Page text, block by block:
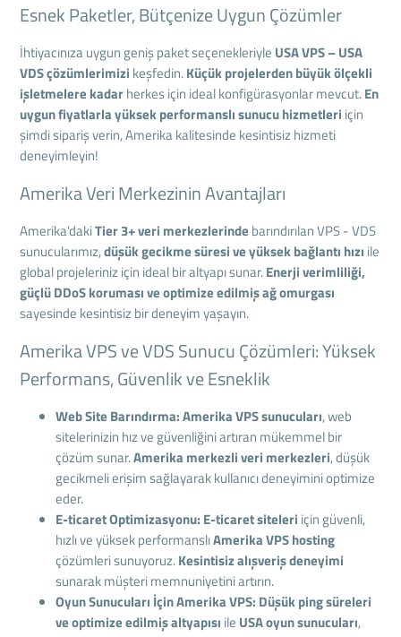
Esnek Paketler, Bütçenize Uygun Çözümler
İhtiyacınıza uygun geniş paket seçenekleriyle USA VPS – USA
VDS çözümlerimizi keşfedin.Küçük projelerden büyük ölçekli
işletmelere kadarherkes için ideal konfigürasyonlar mevcut.En
uygun fiyatlarla yüksek performanslı sunucu hizmetleri için
şimdi sipariş verin, Amerika kalitesinde kesintisiz hizmeti
deneyimleyin!
Amerika Veri Merkezinin Avantajları
Amerika’dakiTier 3+ veri merkezlerinde barındırılan VPS - VDS
sunucularımız,düşük gecikme süresi ve yüksek bağlantı hızı ile
global projeleriniz için ideal bir altyapı sunar.Enerji verimliliği,
güçlü DDoS koruması ve optimize edilmiş ağ omurgası
sayesinde kesintisiz bir deneyim yaşayın.
Amerika VPS ve VDS Sunucu Çözümleri: Yüksek
Performans, Güvenlik ve Esneklik
Web Site Barındırma:Amerika VPS sunucuları, web
sitelerinizin hız ve güvenliğini artıran mükemmel bir
çözüm sunar.Amerika merkezli veri merkezleri, düşük
gecikmeli erişim sağlayarak kullanıcı deneyimini optimize
eder.
E-ticaret Optimizasyonu: E-ticaret siteleri için güvenli,
hızlı ve yüksek performanslıAmerika VPS hosting
çözümleri sunuyoruz.Kesintisiz alışveriş deneyimi
sunarak müşteri memnuniyetini artırın.
Oyun Sunucuları İçin Amerika VPS: Düşük ping süreleri
ve optimize edilmiş altyapısı ile USA oyun sunucuları,